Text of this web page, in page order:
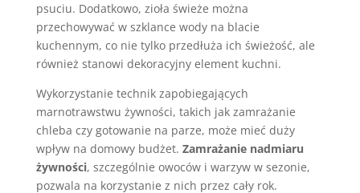
psuciu. Dodatkowo, zioła świeże można
przechowywać w szklance wody na blacie
kuchennym, co nie tylko przedłuża ich świeżość, ale
również stanowi dekoracyjny element kuchni.
Wykorzystanie technik zapobiegających
marnotrawstwu żywności, takich jak zamrażanie
chleba czy gotowanie na parze, może mieć duży
wpływ na domowy budżet. Zamrażanie nadmiaru
żywności, szczególnie owoców i warzyw w sezonie,
pozwala na korzystanie z nich przez cały rok.